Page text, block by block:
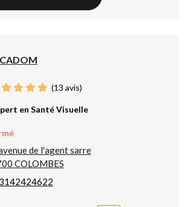
(13 avis)
en Santé Visuelle
de l'agent sarre
COLOMBES